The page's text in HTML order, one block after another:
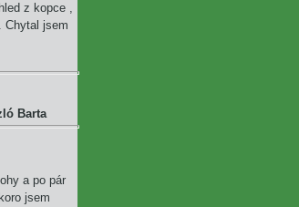
z kopce ,
Chytal jsem
Barta
a po pár
jsem